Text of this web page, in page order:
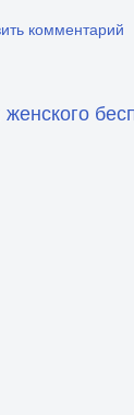
комментарий